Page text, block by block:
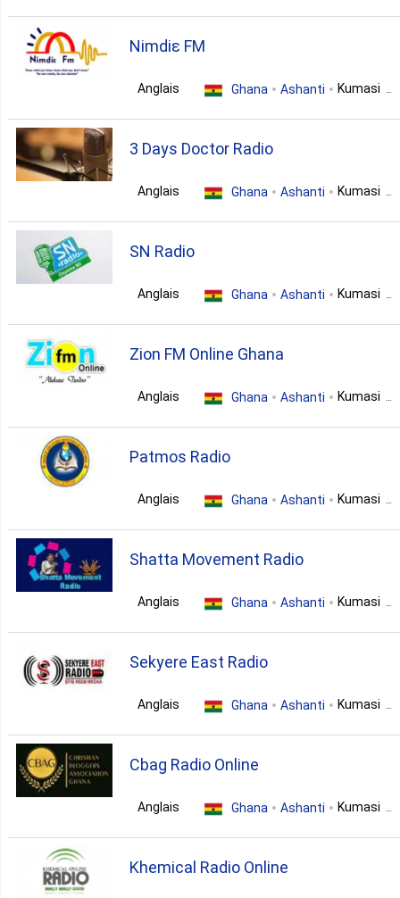
5. Politics
4. African
3. Folk
3. Raggae
2. Culture
2. Funk
1. 80S
1. Alternative
1. Blues
Nimdiɛ FM
Anglais Ghana Ashanti Kumasi
3 Days Doctor Radio
Anglais Ghana Ashanti Kumasi
SN Radio
Anglais Ghana Ashanti Kumasi
Zion FM Online Ghana
Anglais Ghana Ashanti Kumasi
Patmos Radio
Anglais Ghana Ashanti Kumasi
Shatta Movement Radio
Anglais Ghana Ashanti Kumasi
Sekyere East Radio
Anglais Ghana Ashanti Kumasi
Cbag Radio Online
Anglais Ghana Ashanti Kumasi
Khemical Radio Online